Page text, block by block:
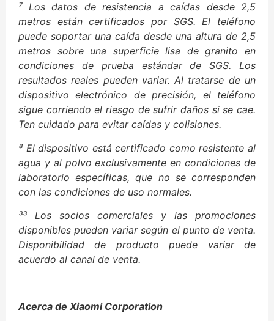
⁷ Los datos de resistencia a caídas desde 2,5
metros están certificados por SGS. El teléfono
puede soportar una caída desde una altura de 2,5
metros sobre una superficie lisa de granito en
condiciones de prueba estándar de SGS. Los
resultados reales pueden variar. Al tratarse de un
dispositivo electrónico de precisión, el teléfono
sigue corriendo el riesgo de sufrir daños si se cae.
Ten cuidado para evitar caídas y colisiones.
⁸ El dispositivo está certificado como resistente al
agua y al polvo exclusivamente en condiciones de
laboratorio específicas, que no se corresponden
con las condiciones de uso normales.
³³ Los socios comerciales y las promociones
disponibles pueden variar según el punto de venta.
Disponibilidad de producto puede variar de
acuerdo al canal de venta.
Acerca de Xiaomi Corporation